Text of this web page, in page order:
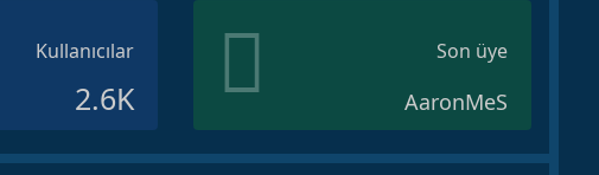
Kullanıcılar
2.6K
Son üye
AaronMeS